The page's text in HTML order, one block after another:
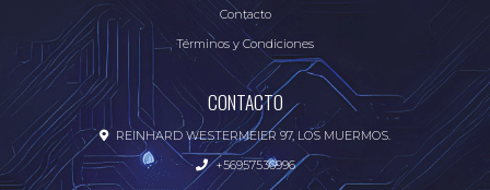
Contacto
Términos y Condiciones
CONTACTO
REINHARD WESTERMEIER 97, LOS MUERMOS.
+56957536996